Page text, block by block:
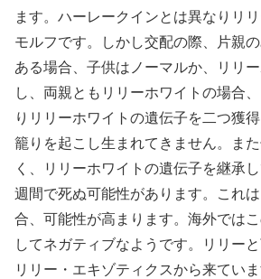
ます。ハーレークインとは異なりリ
モルフです。しかし交配の際、片親
ある場合、子供はノーマルか、リリ
し、両親ともリリーホワイトの場合
りリリーホワイトの遺伝子を二つ獲
籠りを起こし生まれてきません。ま
く、リリーホワイトの遺伝子を継承
週間で死ぬ可能性があります。これ
合、可能性が高まります。海外では
してネガティブなようです。リリー
リリー・エキゾティクスから来てい